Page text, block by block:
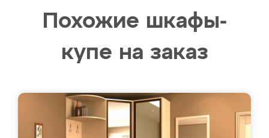
Похожие шкафы-
купе на заказ